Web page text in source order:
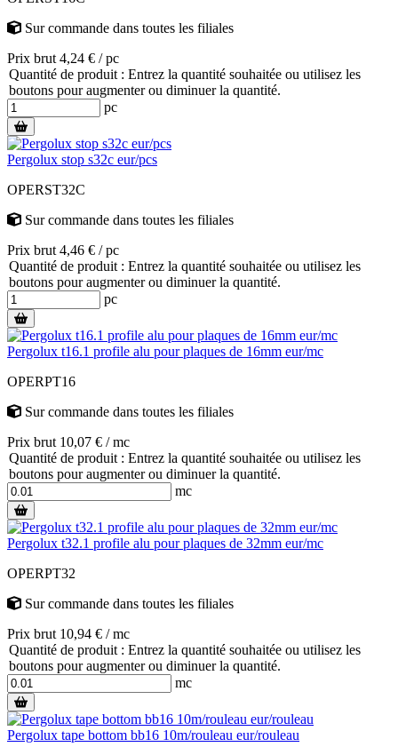
Sur commande dans toutes les filiales
Prix brut 4,24 € / pc
Quantité de produit : Entrez la quantité souhaitée ou utilisez les
boutons pour augmenter ou diminuer la quantité.
pc
Pergolux stop s32c eur/pcs
OPERST32C
Sur commande dans toutes les filiales
Prix brut 4,46 € / pc
Quantité de produit : Entrez la quantité souhaitée ou utilisez les
boutons pour augmenter ou diminuer la quantité.
pc
Pergolux t16.1 profile alu pour plaques de 16mm eur/mc
OPERPT16
Sur commande dans toutes les filiales
Prix brut 10,07 € / mc
Quantité de produit : Entrez la quantité souhaitée ou utilisez les
boutons pour augmenter ou diminuer la quantité.
mc
Pergolux t32.1 profile alu pour plaques de 32mm eur/mc
OPERPT32
Sur commande dans toutes les filiales
Prix brut 10,94 € / mc
Quantité de produit : Entrez la quantité souhaitée ou utilisez les
boutons pour augmenter ou diminuer la quantité.
mc
Pergolux tape bottom bb16 10m/rouleau eur/rouleau